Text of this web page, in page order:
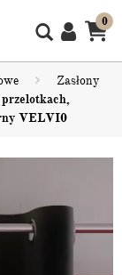
0
Zasłony
VELVI0